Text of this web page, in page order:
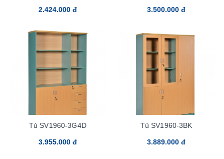
2.424.000 đ 3.500.000 đ
Tủ SV1960-3G4D
3.955.000 đ
Tủ SV1960-3BK
3.889.000 đ